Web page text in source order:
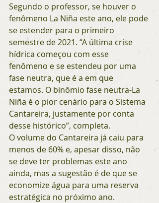
Segundo o professor, se houver o
fenômeno La Niña este ano, ele pode
se estender para o primeiro
semestre de 2021. “A última crise
hídrica começou com esse
fenômeno e se estendeu por uma
fase neutra, que é a em que
estamos. O binômio fase neutra-La
Niña é o pior cenário para o Sistema
Cantareira, justamente por conta
desse histórico”, completa.
O volume do Cantareira já caiu para
menos de 60% e, apesar disso, não
se deve ter problemas este ano
ainda, mas a sugestão é de que se
economize água para uma reserva
estratégica no próximo ano.